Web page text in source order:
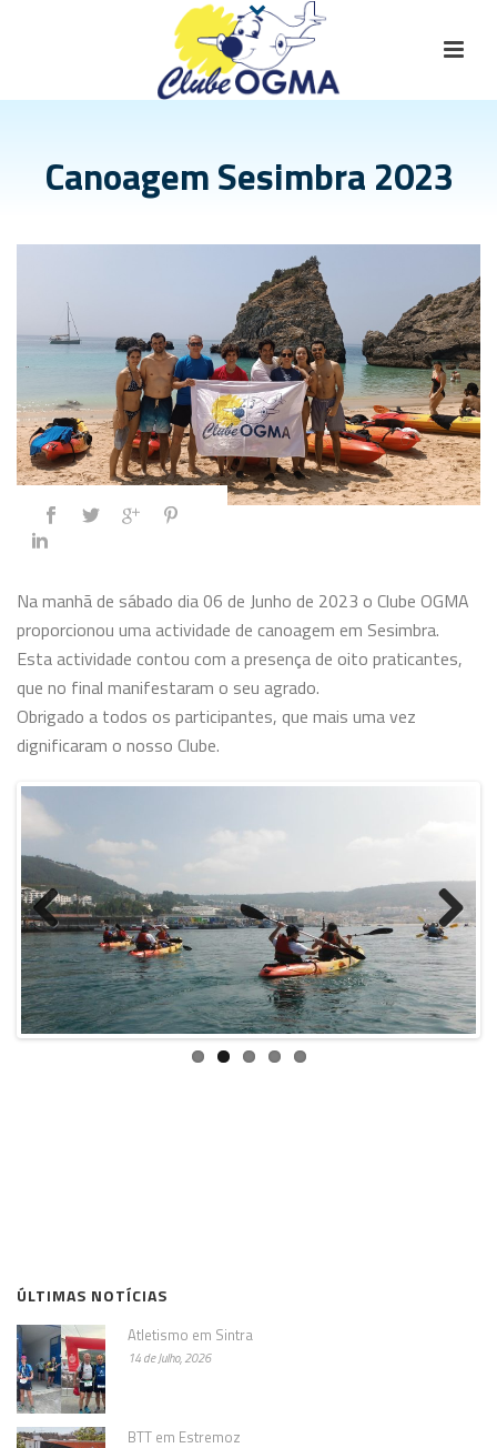
Canoagem Sesimbra 2023
Na manhã de sábado dia 06 de Junho de 2023 o Clube OGMA
proporcionou uma actividade de canoagem em Sesimbra.
Esta actividade contou com a presença de oito praticantes,
que no final manifestaram o seu agrado.
Obrigado a todos os participantes, que mais uma vez
dignificaram o nosso Clube.
Previo
us
Next
ÚLTIMAS NOTÍCIAS
Atletismo em Sintra
14 de Julho, 2026
BTT em Estremoz